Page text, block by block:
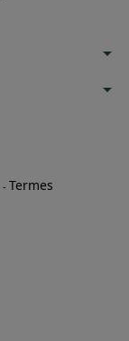
arrow_drop_down
arrow_drop_down
- Termes